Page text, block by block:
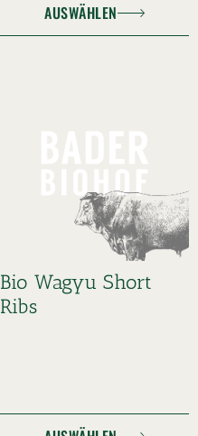
AUSWÄHLEN
Bio Wagyu Short
Ribs